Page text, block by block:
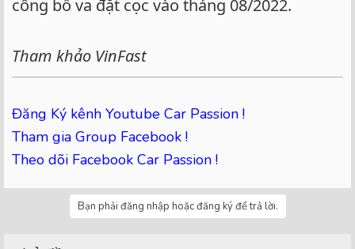
công bố va đặt cọc vào tháng 08/2022.
Tham khảo VinFast
Đăng Ký kênh Youtube Car Passion !
Tham gia Group Facebook !
Theo dõi Facebook Car Passion !
Bạn phải đăng nhập hoặc đăng ký để trả lời.